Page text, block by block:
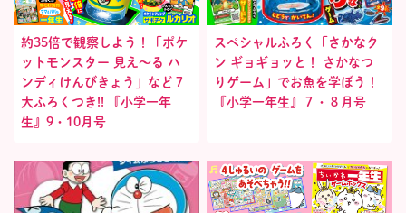
約35倍で観察しよう！「ポケ
ットモンスター 見え〜る ハ
ンディけんびきょう」など７
大ふろくつき!! 『小学一年
生』9・10月号
スペシャルふろく「さかなク
ン ギョギョッと！ さかなつ
りゲーム」でお魚を学ぼう！
『小学一年生』７・８月号